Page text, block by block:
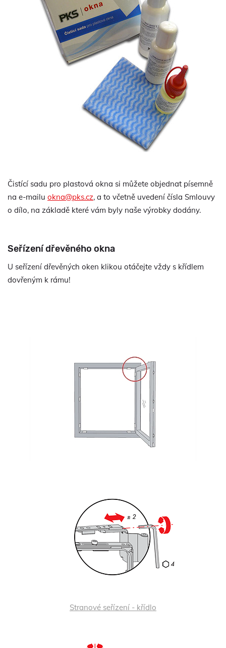
Čistící sadu pro plastová okna si můžete objednat písemně
na e-mailu okna@pks.cz, a to včetně uvedení čísla Smlouvy
o dílo, na základě které vám byly naše výrobky dodány.
Seřízení dřevěného okna
U seřízení dřevěných oken klikou otáčejte vždy s křídlem
dovřeným k rámu!
Stranové seřízení - křídlo